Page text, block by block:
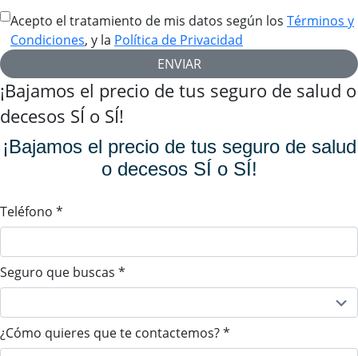
Acepto el tratamiento de mis datos según los Términos y
Condiciones, y la Política de Privacidad
ENVIAR
¡Bajamos el precio de tus seguro de salud o
decesos SÍ o SÍ!
¡Bajamos el precio de tus seguro de salud
o decesos SÍ o SÍ!
Teléfono *
Seguro que buscas *
¿Cómo quieres que te contactemos?*